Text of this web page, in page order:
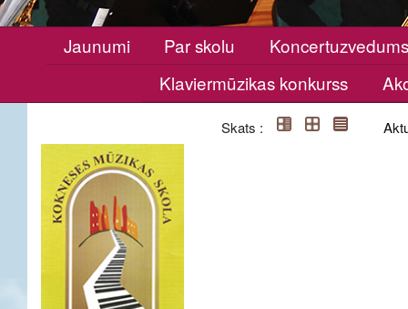
Jaunumi Par skolu
Klaviermūzikas konkurss
Skats :